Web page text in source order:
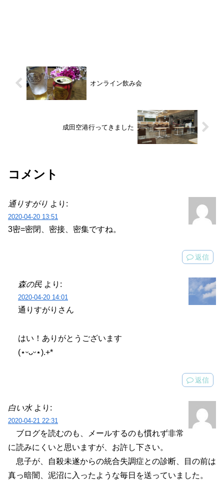
オンライン飲み会
成田空港行ってきました
コメント
通りすがり より:
2020-04-20 13:51
3密=密閉、密接、密集ですね。
返信
森の民 より:
2020-04-20 14:01
通りすがりさん
はい！ありがとうございます
(⋆ᵕᴗᵕ⋆).+*
返信
白い水 より:
2020-04-21 22:31
ブログを読むのも、メールするのも慣れず非常
に読みにくいと思いますが、お許し下さい。
息子が、自殺未遂からの統合失調症との診断、目の前は
真っ暗闇、泥沼に入ったような毎日を送っていました。